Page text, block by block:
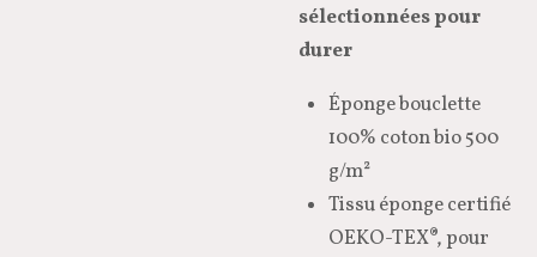
sélectionnées pour
durer
Éponge bouclette
100% coton bio 500
g/m²
Tissu éponge certifié
OEKO-TEX®, pour